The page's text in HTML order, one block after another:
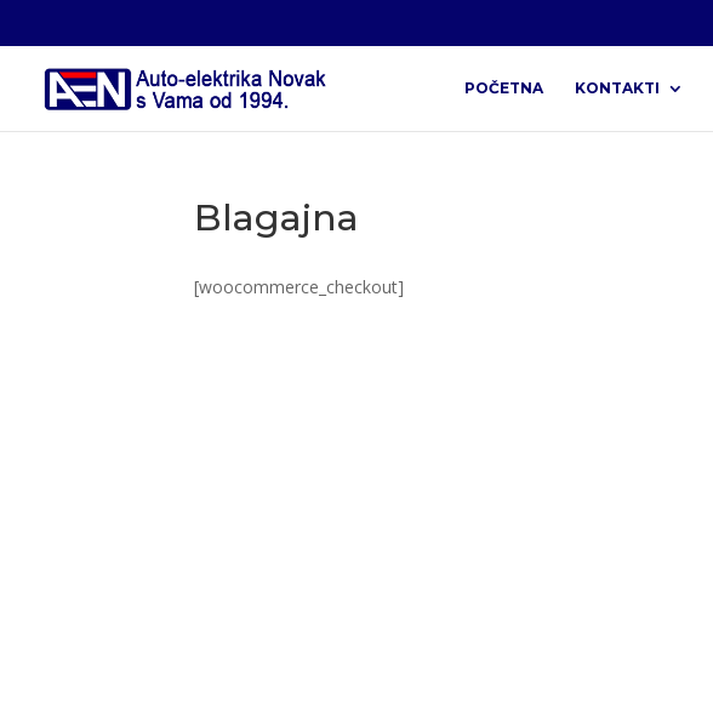
POČETNA KONTAKTI
Blagajna
[woocommerce_checkout]